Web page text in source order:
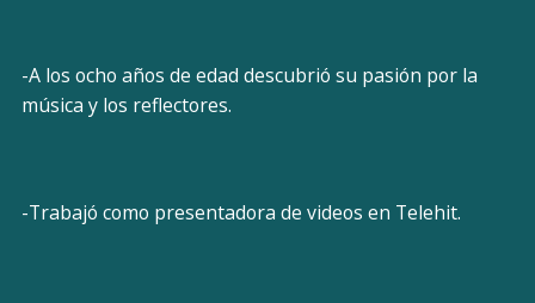
-A los ocho años de edad descubrió su pasión por la
música y los reflectores.
-Trabajó como presentadora de videos en Telehit.